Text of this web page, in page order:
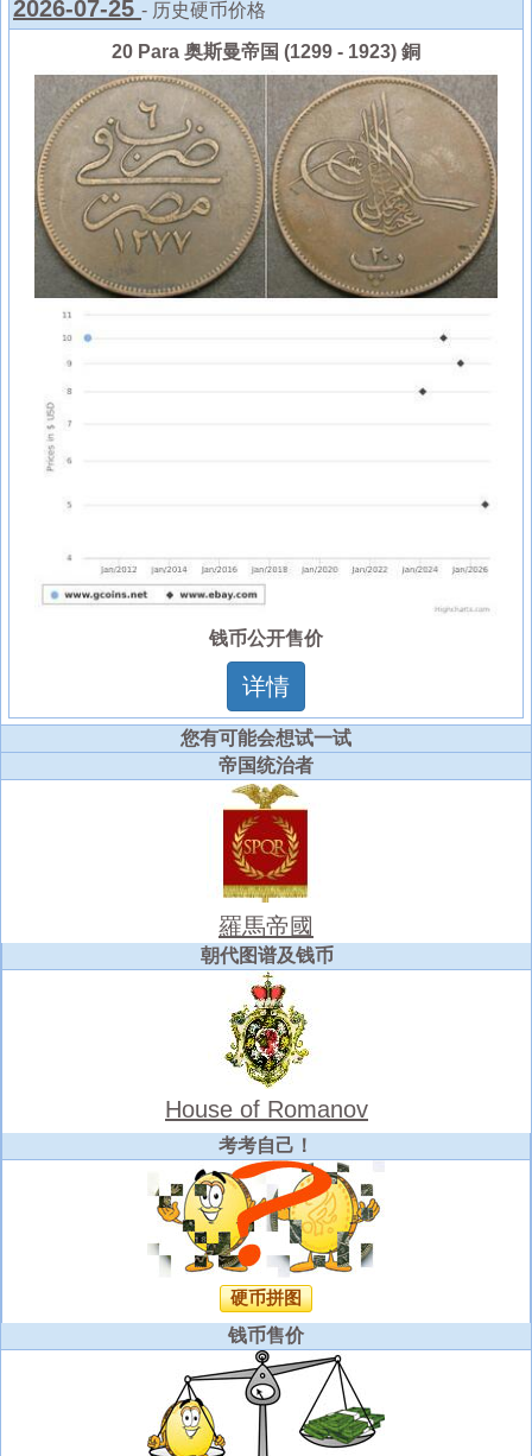
2026-07-25 - 历史硬币价格
20 Para 奥斯曼帝国 (1299 - 1923) 銅
钱币公开售价
详情
您有可能会想试一试
帝国统治者
羅馬帝國
朝代图谱及钱币
House of Romanov
考考自己！
硬币拼图
钱币售价